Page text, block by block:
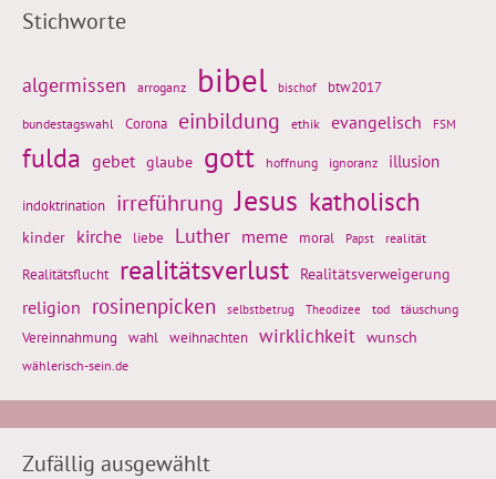
Stichworte
algermissen arroganz bibel bischof btw2017
bundestagswahl Corona einbildung ethik evangelisch FSM
fulda gebet glaube gott hoffnung ignoranz illusion
indoktrination irreführung Jesus katholisch
kinder kirche liebe Luther meme moral Papst realität
Realitätsflucht realitätsverlust Realitätsverweigerung
religion rosinenpicken selbstbetrug Theodizee tod täuschung
Vereinnahmung wahl weihnachten wirklichkeit wunsch
wählerisch-sein.de
Zufällig ausgewählt